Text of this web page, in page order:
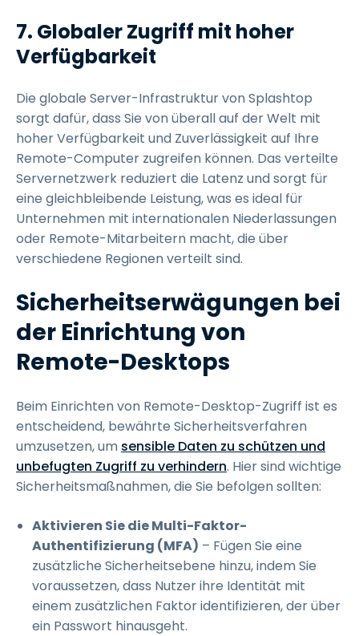
7. Globaler Zugriff mit hoher
Verfügbarkeit
Die globale Server-Infrastruktur von Splashtop
sorgt dafür, dass Sie von überall auf der Welt mit
hoher Verfügbarkeit und Zuverlässigkeit auf Ihre
Remote-Computer zugreifen können. Das verteilte
Servernetzwerk reduziert die Latenz und sorgt für
eine gleichbleibende Leistung, was es ideal für
Unternehmen mit internationalen Niederlassungen
oder Remote-Mitarbeitern macht, die über
verschiedene Regionen verteilt sind.
Sicherheitserwägungen bei
der Einrichtung von
Remote-Desktops
Beim Einrichten von Remote-Desktop-Zugriff ist es
entscheidend, bewährte Sicherheitsverfahren
umzusetzen, um sensible Daten zu schützen und
unbefugten Zugriff zu verhindern. Hier sind wichtige
Sicherheitsmaßnahmen, die Sie befolgen sollten:
Aktivieren Sie die Multi-Faktor-
Authentifizierung (MFA) – Fügen Sie eine
zusätzliche Sicherheitsebene hinzu, indem Sie
voraussetzen, dass Nutzer ihre Identität mit
einem zusätzlichen Faktor identifizieren, der über
ein Passwort hinausgeht.